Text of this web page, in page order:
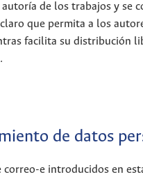
de los trabajos y se
que permita a los
facilita su distribución
de datos
correo-e introducidos en